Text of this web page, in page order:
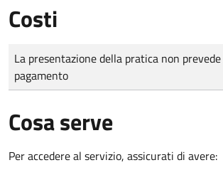
Costi
Tipo di pagamento
Importo
La presentazione della pratica non
pagamento
Cosa serve
Per accedere al servizio, assicurati di avere: